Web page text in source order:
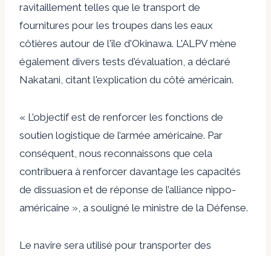
ravitaillement telles que le transport de
fournitures pour les troupes dans les eaux
côtières autour de l'île d'Okinawa. L'ALPV mène
également divers tests d'évaluation, a déclaré
Nakatani, citant l'explication du côté américain.
« L’objectif est de renforcer les fonctions de
soutien logistique de l’armée américaine. Par
conséquent, nous reconnaissons que cela
contribuera à renforcer davantage les capacités
de dissuasion et de réponse de l’alliance nippo-
américaine », a souligné le ministre de la Défense.
Le navire sera utilisé pour transporter des